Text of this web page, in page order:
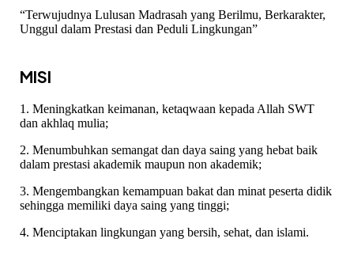
“Terwujudnya Lulusan Madrasah yang Berilmu, Berkarakter,
Unggul dalam Prestasi dan Peduli Lingkungan”
MISI
1. Meningkatkan keimanan, ketaqwaan kepada Allah SWT
dan akhlaq mulia;
2. Menumbuhkan semangat dan daya saing yang hebat baik
dalam prestasi akademik maupun non akademik;
3. Mengembangkan kemampuan bakat dan minat peserta didik
sehingga memiliki daya saing yang tinggi;
4. Menciptakan lingkungan yang bersih, sehat, dan islami.